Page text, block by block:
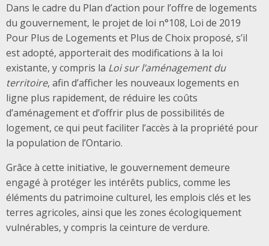
Dans le cadre du Plan d’action pour l’offre de logements
du gouvernement, le projet de loi n°108, Loi de 2019
Pour Plus de Logements et Plus de Choix proposé, s’il
est adopté, apporterait des modifications à la loi
existante, y compris la Loi sur l’aménagement du
territoire, afin d’afficher les nouveaux logements en
ligne plus rapidement, de réduire les coûts
d’aménagement et d’offrir plus de possibilités de
logement, ce qui peut faciliter l’accès à la propriété pour
la population de l’Ontario.
Grâce à cette initiative, le gouvernement demeure
engagé à protéger les intérêts publics, comme les
éléments du patrimoine culturel, les emplois clés et les
terres agricoles, ainsi que les zones écologiquement
vulnérables, y compris la ceinture de verdure.